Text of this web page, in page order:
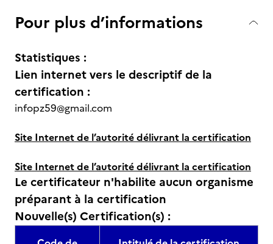
Pour plus d’informations
Statistiques :
Lien internet vers le descriptif de la
certification :
infopz59@gmail.com
Site Internet de l’autorité délivrant la certification
Site Internet de l’autorité délivrant la certification
Le certificateur n'habilite aucun organisme
préparant à la certification
Nouvelle(s) Certification(s) :